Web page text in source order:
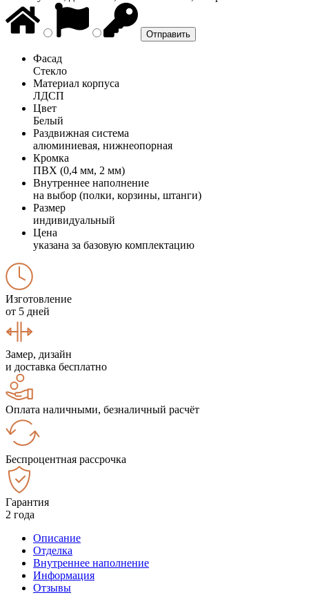
Фасад
Стекло
Материал корпуса
ЛДСП
Цвет
Белый
Раздвижная система
алюминиевая, нижнеопорная
Кромка
ПВХ (0,4 мм, 2 мм)
Внутреннее наполнение
на выбор (полки, корзины, штанги)
Размер
индивидуальный
Цена
указана за базовую комплектацию
Изготовление
от 5 дней
Замер, дизайн
и доставка бесплатно
Оплата наличными, безналичный расчёт
Беспроцентная рассрочка
Гарантия
2 года
Описание
Отделка
Внутреннее наполнение
Информация
Отзывы